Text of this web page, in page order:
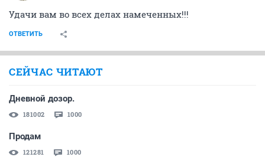
Удачи вам во всех делах намеченных!!!
ОТВЕТИТЬ
СЕЙЧАС ЧИТАЮТ
Дневной дозор.
181002 1000
Продам
121281 1000